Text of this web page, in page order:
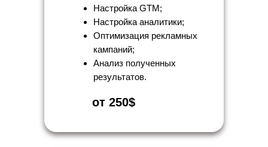
Настройка GTM;
Настройка аналитики;
Оптимизация рекламных
кампаний;
Анализ полученных
результатов.
от 250$